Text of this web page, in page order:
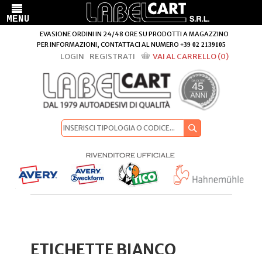
EVASIONE ORDINI IN 24/48 ORE SU PRODOTTI A MAGAZZINO
PER INFORMAZIONI, CONTATTACI AL NUMERO +39 02 2139105
LOGIN REGISTRATI VAI AL CARRELLO (0)
ETICHETTE BIANCO